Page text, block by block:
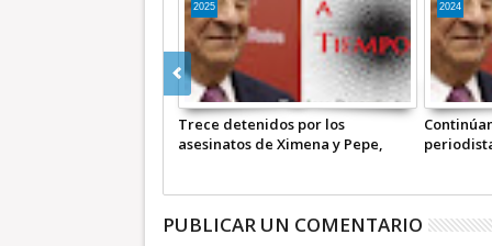
En 2025 se registraron 12
asesinatos contra el gremio
2026
Reportan
hombres
2025
PUBLICAR UN COMENTARIO